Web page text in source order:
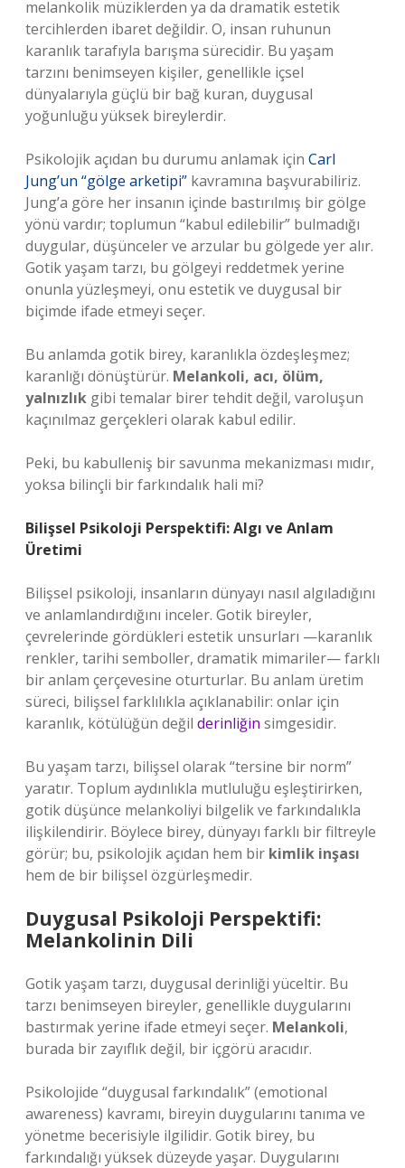
melankolik müziklerden ya da dramatik estetik
tercihlerden ibaret değildir. O, insan ruhunun
karanlık tarafıyla barışma sürecidir. Bu yaşam
tarzını benimseyen kişiler, genellikle içsel
dünyalarıyla güçlü bir bağ kuran, duygusal
yoğunluğu yüksek bireylerdir.
Psikolojik açıdan bu durumu anlamak için Carl
Jung’un “gölge arketipi” kavramına başvurabiliriz.
Jung’a göre her insanın içinde bastırılmış bir gölge
yönü vardır; toplumun “kabul edilebilir” bulmadığı
duygular, düşünceler ve arzular bu gölgede yer alır.
Gotik yaşam tarzı, bu gölgeyi reddetmek yerine
onunla yüzleşmeyi, onu estetik ve duygusal bir
biçimde ifade etmeyi seçer.
Bu anlamda gotik birey, karanlıkla özdeşleşmez;
karanlığı dönüştürür. Melankoli, acı, ölüm,
yalnızlık gibi temalar birer tehdit değil, varoluşun
kaçınılmaz gerçekleri olarak kabul edilir.
Peki, bu kabulleniş bir savunma mekanizması mıdır,
yoksa bilinçli bir farkındalık hali mi?
Bilişsel Psikoloji Perspektifi: Algı ve Anlam
Üretimi
Bilişsel psikoloji, insanların dünyayı nasıl algıladığını
ve anlamlandırdığını inceler. Gotik bireyler,
çevrelerinde gördükleri estetik unsurları —karanlık
renkler, tarihi semboller, dramatik mimariler— farklı
bir anlam çerçevesine oturturlar. Bu anlam üretim
süreci, bilişsel farklılıkla açıklanabilir: onlar için
karanlık, kötülüğün değil derinliğin simgesidir.
Bu yaşam tarzı, bilişsel olarak “tersine bir norm”
yaratır. Toplum aydınlıkla mutluluğu eşleştirirken,
gotik düşünce melankoliyi bilgelik ve farkındalıkla
ilişkilendirir. Böylece birey, dünyayı farklı bir filtreyle
görür; bu, psikolojik açıdan hem bir kimlik inşası
hem de bir bilişsel özgürleşmedir.
Duygusal Psikoloji Perspektifi:
Melankolinin Dili
Gotik yaşam tarzı, duygusal derinliği yüceltir. Bu
tarzı benimseyen bireyler, genellikle duygularını
bastırmak yerine ifade etmeyi seçer. Melankoli,
burada bir zayıflık değil, bir içgörü aracıdır.
Psikolojide “duygusal farkındalık” (emotional
awareness) kavramı, bireyin duygularını tanıma ve
yönetme becerisiyle ilgilidir. Gotik birey, bu
farkındalığı yüksek düzeyde yaşar. Duygularını